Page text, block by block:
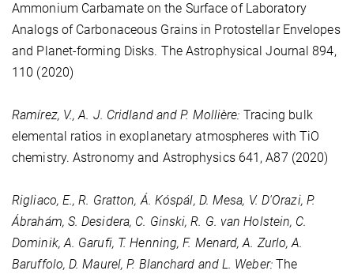
Ammonium Carbamate on the Surface of Laboratory
Analogs of Carbonaceous Grains in Protostellar Envelopes
and Planet-forming Disks. The Astrophysical Journal894,
110 (2020)
Ramírez, V., A. J. Cridland and P. Mollière: Tracing bulk
elemental ratios in exoplanetary atmospheres with TiO
chemistry. Astronomy and Astrophysics 641 , A87 (2020)
Rigliaco, E., R. Gratton, Á. Kóspál, D. Mesa, V. D'Orazi, P.
Ábrahám, S. Desidera, C. Ginski, R. G. van Holstein, C.
Dominik, A. Garufi, T. Henning, F. Menard, A. Zurlo, A.
Baruffolo, D. Maurel, P. Blanchard and L. Weber:The